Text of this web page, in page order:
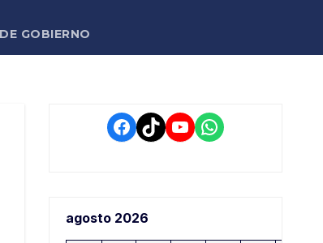
GOBIERNO
Facebook
TikTokYouTube
WhatsApp
agosto 2026